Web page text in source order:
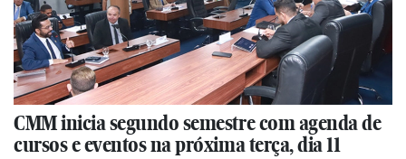
CMM inicia segundo semestre com agenda de
cursos e eventos na próxima terça, dia 11